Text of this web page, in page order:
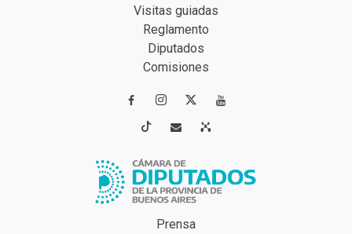
Visitas guiadas
Reglamento
Diputados
Comisiones
 
 
Prensa